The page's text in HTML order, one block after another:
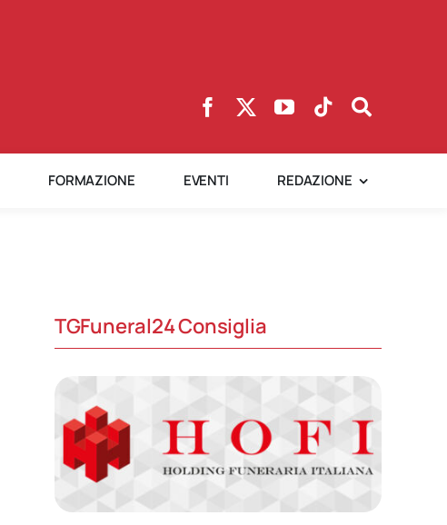
FORMAZIONE EVENTI REDAZIONE
TGFuneral24 Consiglia